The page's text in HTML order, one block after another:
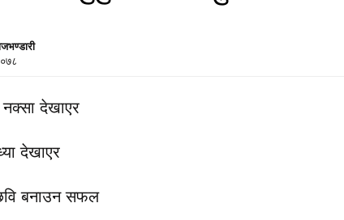
देखाएर
देखाएर
छवि बनाउन सफल